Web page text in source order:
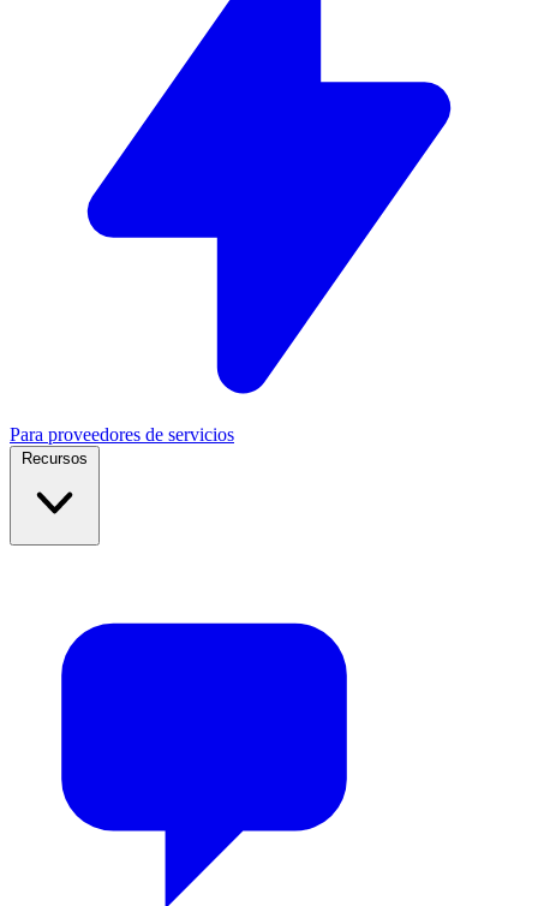
Para proveedores de servicios